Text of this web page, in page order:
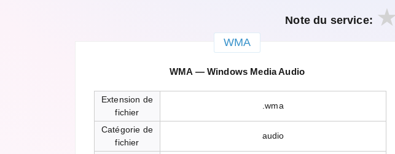
Note du service:
WMA
WMA — Windows Media Audio
Extension de
fichier
.wma
Catégorie de
fichier
audio